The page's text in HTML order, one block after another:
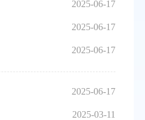
2025-06-17
2025-06-17
2025-06-17
2025-06-17
2025-03-11